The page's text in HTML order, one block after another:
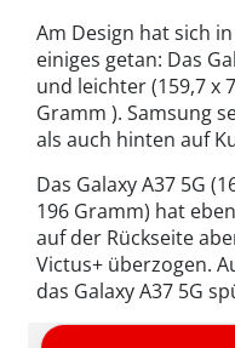
Am Design hat sich
einiges getan: Das
und leichter (159,7 x
Gramm ). Samsung
als auch hinten auf
Das Galaxy A37 5G
196 Gramm) hat
auf der Rückseite
Victus+ überzogen.
das Galaxy A37 5G